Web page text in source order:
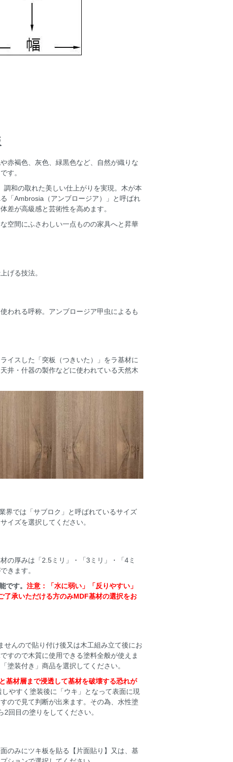
赤褐色、灰色、緑黒色など、自然が織りな
す。
和の取れた美しい仕上がりを実現。木が本
「Ambrosia（アンブロージア）」と呼ばれ
差が高級感と芸術性を高めます。
空間にふさわしい一点ものの家具へと昇華
げる技法。
われる呼称。アンブロージア甲虫によるも
イスした「突板（つきいた）」をラ基材に
井・什器の製作などに使われている天然木
界では「サブロク」と呼ばれているサイズ
イズを選択してください。
の厚みは「2.5ミリ」・「3ミリ」・「4ミ
きます。
です。 注意：「水に弱い」「反りやすい」
了承いただける方のみMDF基材の選択をお
んので貼り付け後又は木工組み立て後にお
すので木質に使用できる塗料全般が使えま
塗装付き」商品を選択してください。
基材層まで浸透して基材を破壊する恐れが
やすく塗装後に「ウキ」となって表面に現
ので見て判断が出来ます。その為、水性塗
回目の塗りをしてください。
のみにツキ板を貼る【片面貼り】又は、基